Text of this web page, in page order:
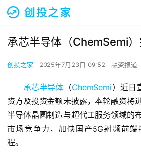
承芯半导体（ChemSemi
创投之家 2025年7月23日 09:52 融资报道
承芯半导体 （ChemSemi）近日
资方及投资金额未披露，本轮融资将
半导体晶圆制造与超代工服务领域的
市场竞争力，加快国产5G射频前
程。